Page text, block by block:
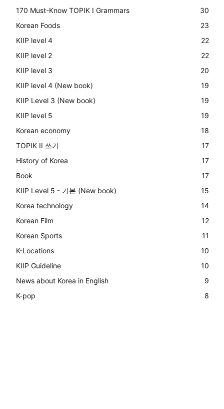
170 Must-Know TOPIK I Grammars
30
Korean Foods
23
KIIP level 4
22
KIIP level 2
22
KIIP level 3
20
KIIP level 4 (New book)
19
KIIP Level 3 (New book)
19
KIIP level 5
19
Korean economy
18
TOPIK II 쓰기
17
History of Korea
17
Book
17
KIIP Level 5 - 기본 (New book)
15
Korea technology
14
Korean Film
12
Korean Sports
11
K-Locations
10
KIIP Guideline
10
News about Korea in English
9
K-pop
8